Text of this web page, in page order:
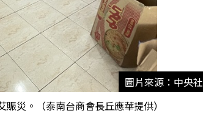
圖片來源：中央社
災。（泰南台商會長丘應華提供）